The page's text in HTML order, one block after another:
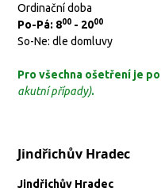
Ordinační doba
Po-Pá: 800 - 2000
So-Ne: dle domluvy
Pro všechna ošetření je
akutní případy).
Jindřichův Hradec
Jindřichův Hradec